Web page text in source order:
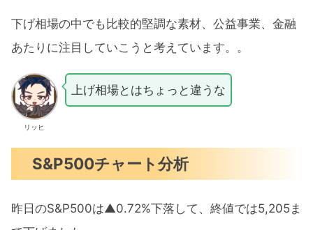
下げ相場の中でも比較的堅調な素材、公益事業、金融
あたりに注目していこうと考えています。。
リッヒ
上げ相場とはちょっと違うな
S&P500チャート分析
昨日のS&P500は▲0.72%下落して、終値では5,205ま